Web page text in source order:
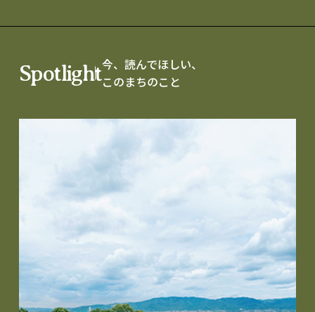
Spotlight今、読んでほしい、
このまちのこと